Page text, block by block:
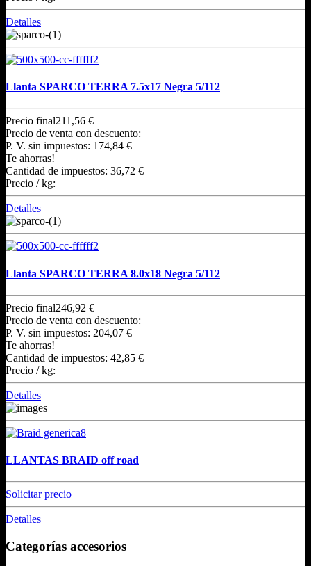
Detalles
Llanta SPARCO TERRA 7.5x17 Negra 5/112
Precio final211,56 €
Precio de venta con descuento:
P. V. sin impuestos: 174,84 €
Te ahorras!
Cantidad de impuestos: 36,72 €
Precio / kg:
Detalles
Llanta SPARCO TERRA 8.0x18 Negra 5/112
Precio final246,92 €
Precio de venta con descuento:
P. V. sin impuestos: 204,07 €
Te ahorras!
Cantidad de impuestos: 42,85 €
Precio / kg:
Detalles
LLANTAS BRAID off road
Solicitar precio
Detalles
Categorías accesorios